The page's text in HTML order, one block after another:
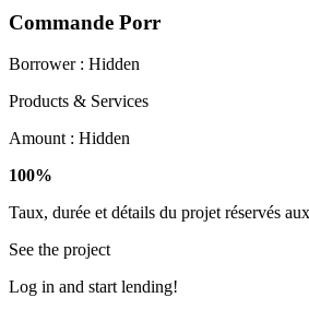
Commande Porr
Borrower : Hidden
Products & Services
Amount : Hidden
100%
Taux, durée et détails du projet réservés
See the project
Log in and start lending!